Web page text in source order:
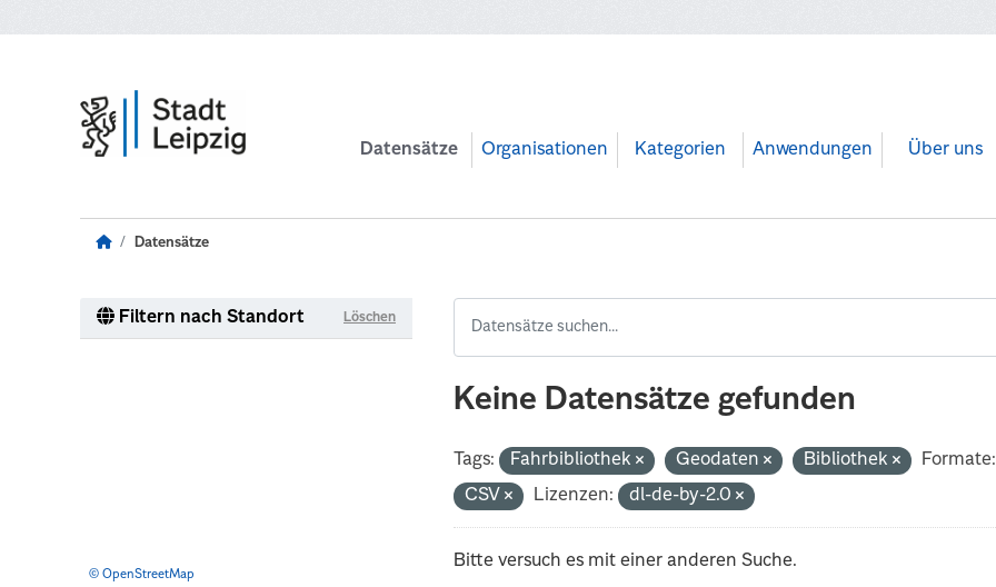
Datensätze Organisationen Kategorien Anwendungen Über uns
Datensätze
Filtern nach Standort Löschen
© OpenStreetMap
Keine Datensätze gefunden
Tags: Fahrbibliothek Geodaten Bibliothek
Formate:
CSV
Lizenzen: dl-de-by-2.0
Bitte versuch es mit einer anderen Suche.